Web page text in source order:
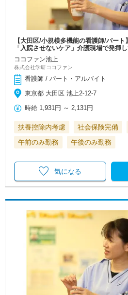
【大田区/小規模多機能の看護師/パー
「入院させないケア」介護現場で発揮
ココファン池上
株式会社学研ココファン
看護師 / パート・アルバイト
東京都 大田区 池上2-12-7
時給 1,931円 ～2,131円
扶養控除内考慮 社会保険完備
午前のみ勤務
午後のみ勤務
気になる